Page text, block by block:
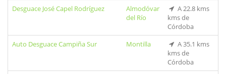
Desguace José Capel Rodríguez
Almodóvar
del Río
A 22.8 kms
kms de
Córdoba
Auto Desguace Campiña Sur
Montilla
A 35.1 kms
kms de
Córdoba